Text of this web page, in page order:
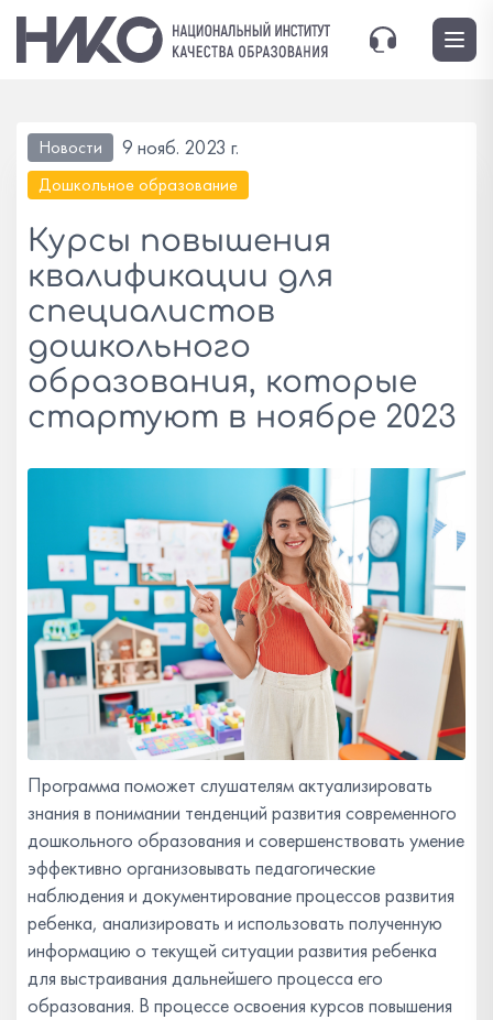
Новости 9 нояб. 2023 г.
Дошкольное образование
Курсы повышения
квалификации для
специалистов
дошкольного
образования, которые
стартуют в ноябре 2023
Программа поможет слушателям актуализировать
знания в понимании тенденций развития современного
дошкольного образования и совершенствовать умение
эффективно организовывать педагогические
наблюдения и документирование процессов развития
ребенка, анализировать и использовать полученную
информацию о текущей ситуации развития ребенка
для выстраивания дальнейшего процесса его
образования. В процессе освоения курсов повышения